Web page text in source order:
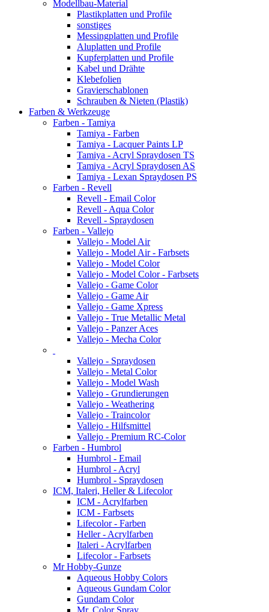
Modellbau-Material
Plastikplatten und Profile
sonstiges
Messingplatten und Profile
Aluplatten und Profile
Kupferplatten und Profile
Kabel und Drähte
Klebefolien
Gravierschablonen
Schrauben & Nieten (Plastik)
Farben & Werkzeuge
Farben - Tamiya
Tamiya - Farben
Tamiya - Lacquer Paints LP
Tamiya - Acryl Spraydosen TS
Tamiya - Acryl Spraydosen AS
Tamiya - Lexan Spraydosen PS
Farben - Revell
Revell - Email Color
Revell - Aqua Color
Revell - Spraydosen
Farben - Vallejo
Vallejo - Model Air
Vallejo - Model Air - Farbsets
Vallejo - Model Color
Vallejo - Model Color - Farbsets
Vallejo - Game Color
Vallejo - Game Air
Vallejo - Game Xpress
Vallejo - True Metallic Metal
Vallejo - Panzer Aces
Vallejo - Mecha Color
Vallejo - Spraydosen
Vallejo - Metal Color
Vallejo - Model Wash
Vallejo - Grundierungen
Vallejo - Weathering
Vallejo - Traincolor
Vallejo - Hilfsmittel
Vallejo - Premium RC-Color
Farben - Humbrol
Humbrol - Email
Humbrol - Acryl
Humbrol - Spraydosen
ICM, Italeri, Heller & Lifecolor
ICM - Acrylfarben
ICM - Farbsets
Lifecolor - Farben
Heller - Acrylfarben
Italeri - Acrylfarben
Lifecolor - Farbsets
Mr Hobby-Gunze
Aqueous Hobby Colors
Aqueous Gundam Color
Gundam Color
Mr. Color Spray